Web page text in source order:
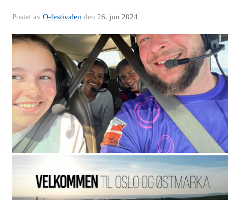
Postet av O-festivalen den 26. jun 2024